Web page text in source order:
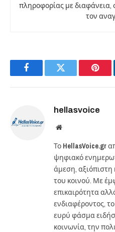
πληροφορίας με
τον
FacebookTwitter
hellasvoice
Website
Το HellasVoice.gr
ψηφιακό
άμεση,
του κοινού. Με
επικαιρότητα
ενδιαφέροντος,
ευρύ φάσμα
κοινωνία, την